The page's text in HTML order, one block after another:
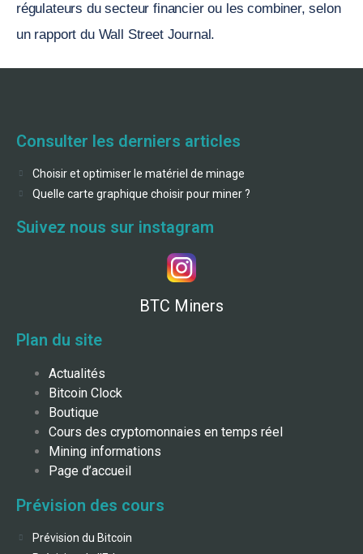
régulateurs du secteur financier ou les combiner, selon
un rapport du Wall Street Journal.
Consulter les derniers articles
Choisir et optimiser le matériel de minage
Quelle carte graphique choisir pour miner ?
Suivez nous sur instagram
BTC Miners
Plan du site
Actualités
Bitcoin Clock
Boutique
Cours des cryptomonnaies en temps réel
Mining informations
Page d’accueil
Prévision des cours
Prévision du Bitcoin